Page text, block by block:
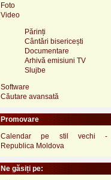
Foto
Video
Părinți
Cântări bisericești
Documentare
Arhivă emisiuni TV
Slujbe
Software
Căutare avansată
Promovare
Calendar pe stil vechi -
Republica Moldova
Ne găsiți pe: